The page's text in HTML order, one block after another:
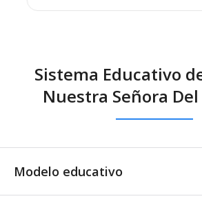
Sistema Educativo
Nuestra Señora
Modelo educativo